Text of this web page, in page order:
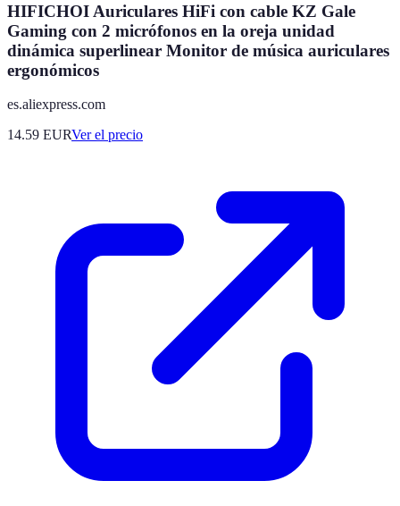
HIFICHOI Auriculares HiFi con cable KZ Gale
Gaming con 2 micrófonos en la oreja unidad
dinámica superlinear Monitor de música auriculares
ergonómicos
es.aliexpress.com
14.59 EURVer el precio